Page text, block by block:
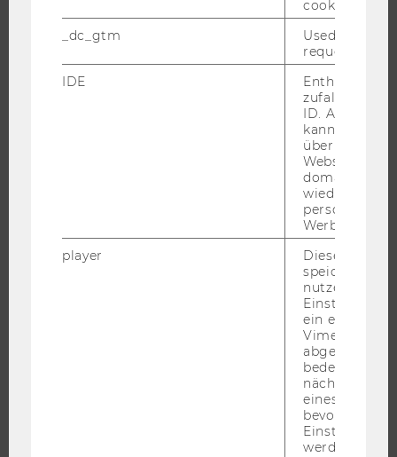
FORSCHUNGSPORTAL
IMPACT DER FORSCHUNG
ÜBER DIE WU
cookie.
_dc_gtm
Used to
request rate.
IDE
Enthält eine
ID. Anhand
kann Google
über
Websites
Werbung
player
Dieses Cookie
speichert
ein
Vimeo-Video
abgespielt
bedeutet,
nächsten
eines Vimeo-
bevorzugten
werden.